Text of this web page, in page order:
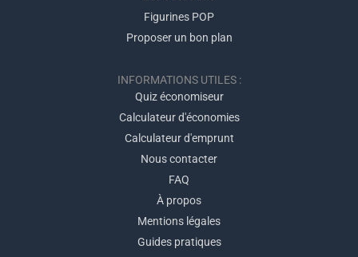
Figurines POP
Proposer un bon plan
INFORMATIONS UTILES :
Quiz économiseur
Calculateur d'économies
Calculateur d'emprunt
Nous contacter
FAQ
À propos
Mentions légales
Guides pratiques